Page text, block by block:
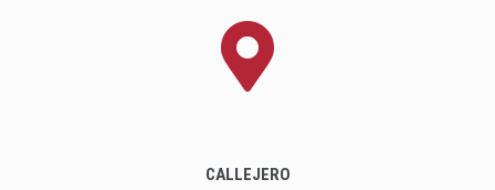
CALLEJERO